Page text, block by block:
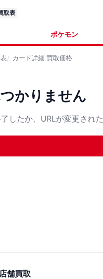
取表
ポケモン
カード詳細 買取価格
かりません
したか、URLが変更され
舗買取